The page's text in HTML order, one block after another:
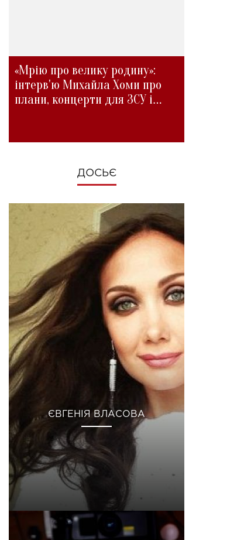
«Мрію про велику родину»:
інтерв'ю Михайла Хоми про
плани, концерти для ЗСУ і
ДОСЬЄ
ЄВГЕНІЯ ВЛАСОВА